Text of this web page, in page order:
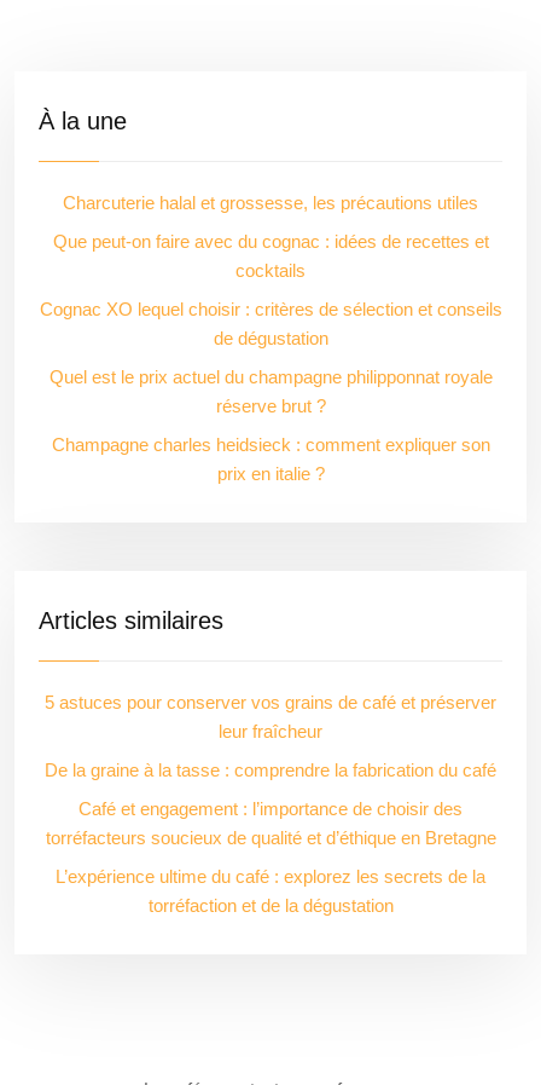
À la une
Charcuterie halal et grossesse, les précautions utiles
Que peut-on faire avec du cognac : idées de recettes et
cocktails
Cognac XO lequel choisir : critères de sélection et conseils
de dégustation
Quel est le prix actuel du champagne philipponnat royale
réserve brut ?
Champagne charles heidsieck : comment expliquer son
prix en italie ?
Articles similaires
5 astuces pour conserver vos grains de café et préserver
leur fraîcheur
De la graine à la tasse : comprendre la fabrication du café
Café et engagement : l’importance de choisir des
torréfacteurs soucieux de qualité et d’éthique en Bretagne
L’expérience ultime du café : explorez les secrets de la
torréfaction et de la dégustation